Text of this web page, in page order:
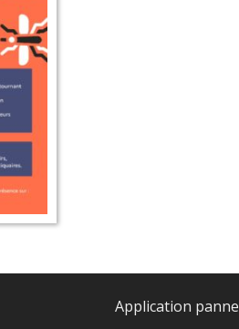
Application